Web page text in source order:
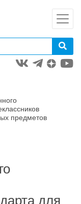
предметов
для